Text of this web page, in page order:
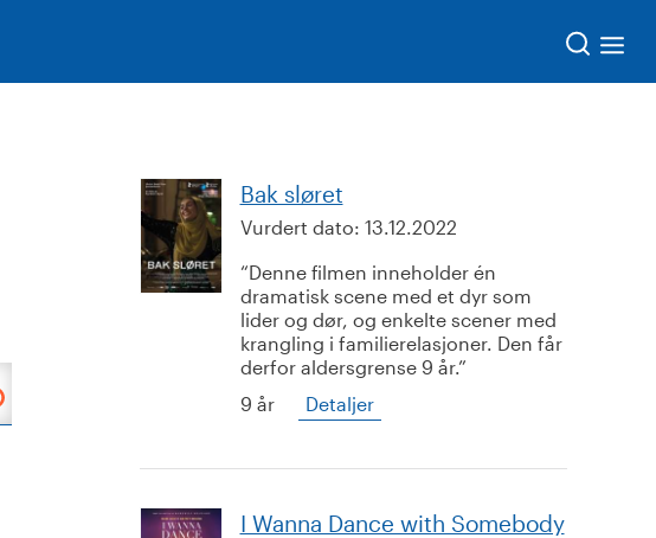
Bak sløret
Vurdert dato: 13.12.2022
Denne filmen inneholder én
dramatisk scene med et dyr som
lider og dør, og enkelte scener med
krangling i familierelasjoner. Den får
derfor aldersgrense 9 år.
9 år
Detaljer
I Wanna Dance with Somebody